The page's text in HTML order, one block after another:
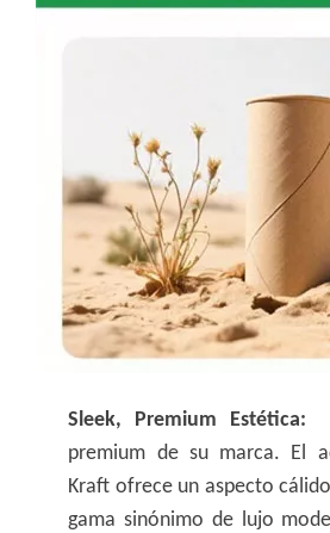
Sleek, Premium Estética:
premium de su marca. El
Kraft ofrece un aspecto
gama sinónimo de lujo